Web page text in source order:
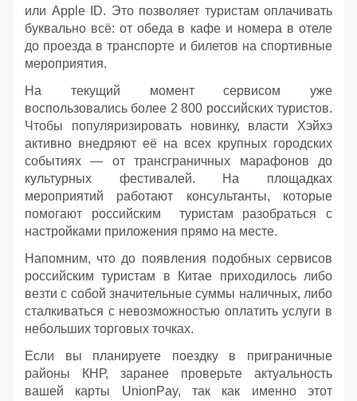
или Apple ID. Это позволяет туристам оплачивать
буквально всё: от обеда в кафе и номера в отеле
до проезда в транспорте и билетов на спортивные
мероприятия.
На текущий момент сервисом уже
воспользовались более 2 800 российских туристов.
Чтобы популяризировать новинку, власти Хэйхэ
активно внедряют её на всех крупных городских
событиях — от трансграничных марафонов до
культурных фестивалей. На площадках
мероприятий работают консультанты, которые
помогают российским туристам разобраться с
настройками приложения прямо на месте.
Напомним, что до появления подобных сервисов
российским туристам в Китае приходилось либо
везти с собой значительные суммы наличных, либо
сталкиваться с невозможностью оплатить услуги в
небольших торговых точках.
Если вы планируете поездку в приграничные
районы КНР, заранее проверьте актуальность
вашей карты UnionPay, так как именно этот